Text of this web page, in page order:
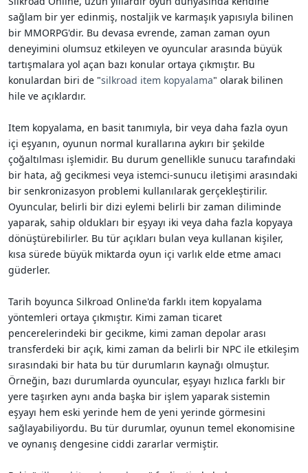
i
sağlam bir yer edinmiş, nostaljik ve karmaşık yapısıyla bilinen
bir MMORPG'dir. Bu devasa evrende, zaman zaman oyun
deneyimini olumsuz etkileyen ve oyuncular arasında büyük
tartışmalara yol açan bazı konular ortaya çıkmıştır. Bu
konulardan biri de "silkroad item kopyalama" olarak bilinen
hile ve açıklardır.
Item kopyalama, en basit tanımıyla, bir veya daha fazla oyun
içi eşyanın, oyunun normal kurallarına aykırı bir şekilde
çoğaltılması işlemidir. Bu durum genellikle sunucu tarafındaki
bir hata, ağ gecikmesi veya istemci-sunucu iletişimi arasındaki
bir senkronizasyon problemi kullanılarak gerçekleştirilir.
Oyuncular, belirli bir dizi eylemi belirli bir zaman diliminde
yaparak, sahip oldukları bir eşyayı iki veya daha fazla kopyaya
dönüştürebilirler. Bu tür açıkları bulan veya kullanan kişiler,
kısa sürede büyük miktarda oyun içi varlık elde etme amacı
güderler.
Tarih boyunca Silkroad Online'da farklı item kopyalama
yöntemleri ortaya çıkmıştır. Kimi zaman ticaret
pencerelerindeki bir gecikme, kimi zaman depolar arası
transferdeki bir açık, kimi zaman da belirli bir NPC ile etkileşim
sırasındaki bir hata bu tür durumların kaynağı olmuştur.
Örneğin, bazı durumlarda oyuncular, eşyayı hızlıca farklı bir
yere taşırken aynı anda başka bir işlem yaparak sistemin
eşyayı hem eski yerinde hem de yeni yerinde görmesini
sağlayabiliyordu. Bu tür durumlar, oyunun temel ekonomisine
ve oynanış dengesine ciddi zararlar vermiştir.